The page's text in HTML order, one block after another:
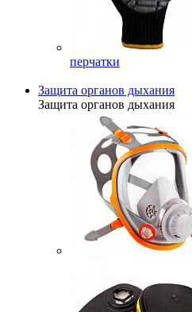
перчатки
Защита органов дыхания
Защита органов дыхания